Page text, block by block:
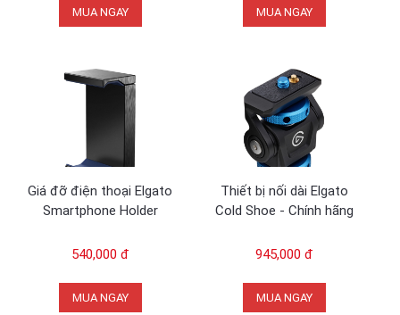
MUA NGAY MUA NGAY
Giá đỡ điện thoại Elgato
Smartphone Holder
540,000 đ
MUA NGAY
Thiết bị nối dài Elgato
Cold Shoe - Chính hãng
945,000 đ
MUA NGAY